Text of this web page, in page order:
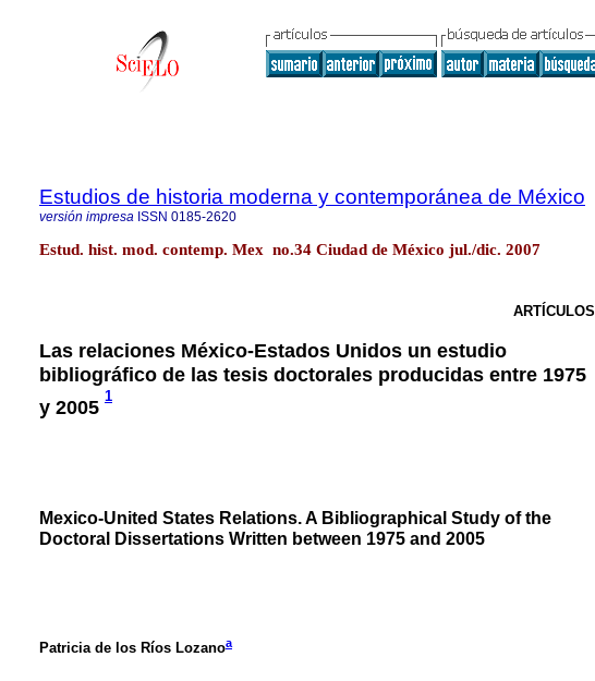
Estudios de historia moderna y contemporánea de México
versión impresa ISSN 0185-2620
Estud. hist. mod. contemp. Mex no.34 Ciudad de México jul./dic. 2007
ARTÍCULOS
Las relaciones México-Estados Unidos un estudio
bibliográfico de las tesis doctorales producidas entre 1975
y 2005
1
Mexico-United States Relations. A Bibliographical Study of the
Doctoral Dissertations Written between 1975 and 2005
Patricia de los Ríos Lozanoa